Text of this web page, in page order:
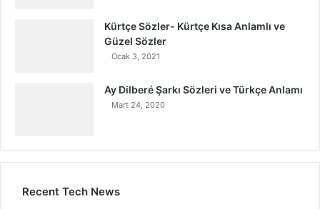
Kürtçe Sözler- Kürtçe Kısa Anlamlı ve
Güzel Sözler
Ocak 3, 2021
Ay Dilberé Şarkı Sözleri ve Türkçe Anlamı
Mart 24, 2020
Recent Tech News